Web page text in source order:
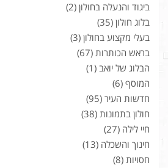
ביגוד והנעלה בחולון (2)
בלוג חולון (35)
בעלי מקצוע בחולון (3)
בראש הכותרות (67)
הבלוג של יואב (1)
המוסף (6)
חדשות העיר (95)
חולון בתמונות (38)
חיי לילה (27)
חינוך והשכלה (13)
חסויות (8)